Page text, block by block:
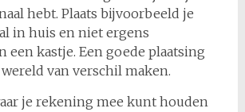
hebt. Plaats bijvoorbeeld je
in huis en niet ergens
een kastje. Een goede plaatsing
van verschil maken.
je rekening mee kunt houden